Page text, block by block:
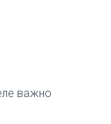
важно